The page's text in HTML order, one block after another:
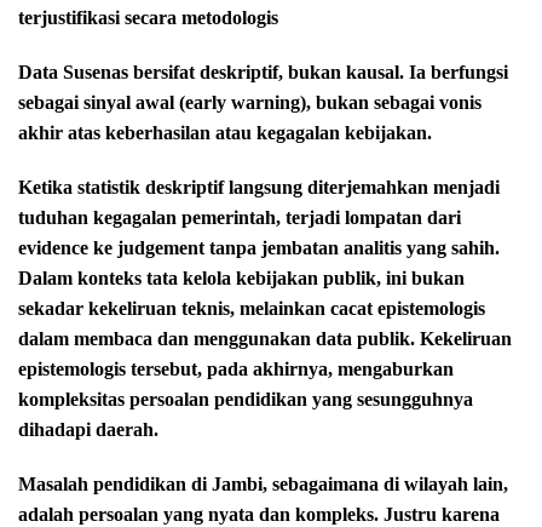
terjustifikasi secara metodologis
Data Susenas bersifat deskriptif, bukan kausal. Ia berfungsi
sebagai sinyal awal (early warning), bukan sebagai vonis
akhir atas keberhasilan atau kegagalan kebijakan.
Ketika statistik deskriptif langsung diterjemahkan menjadi
tuduhan kegagalan pemerintah, terjadi lompatan dari
evidence ke judgement tanpa jembatan analitis yang sahih.
Dalam konteks tata kelola kebijakan publik, ini bukan
sekadar kekeliruan teknis, melainkan cacat epistemologis
dalam membaca dan menggunakan data publik. Kekeliruan
epistemologis tersebut, pada akhirnya, mengaburkan
kompleksitas persoalan pendidikan yang sesungguhnya
dihadapi daerah.
Masalah pendidikan di Jambi, sebagaimana di wilayah lain,
adalah persoalan yang nyata dan kompleks. Justru karena